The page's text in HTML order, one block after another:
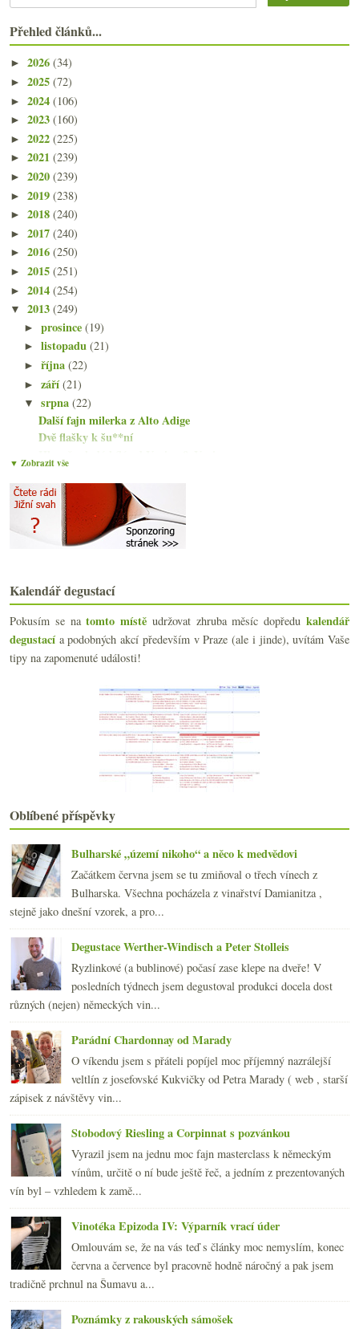
Přehled článků...
► 2026 (34)
► 2025 (72)
► 2024 (106)
► 2023 (160)
► 2022 (225)
► 2021 (239)
► 2020 (239)
► 2019 (238)
► 2018 (240)
► 2017 (240)
► 2016 (250)
► 2015 (251)
► 2014 (254)
▼ 2013 (249)
►prosince(19)
►listopadu(21)
►října(22)
►září(21)
▼srpna(22)
Další fajn milerka z Alto Adige
Dvě flašky k šu**ní
Alsaská viniční směska „Z…“ a fajn Chablis
Voňavý Sauvignon a povedený klasický Ryzlink
Vinař roku 2013, spousta cukru, první „burčáky“
Desetkrát József Horváth alias Ráspi
Efektní sicilská šardonka
Nejvyšší Barolo, tedy alespoň vinicí
Dvě fajn šardonky a jeden Savagnin z Jury
Co udělá jeden bod
Nejen sauvignony k pětistému výročí Mellota
Víkend u Máchova jezera
Méně známá místa spojená s vínem?
Prosecco v podobě dosti nadprůměrné – Cuvée del Fo...
Le Chardonnay de Chardonnay
Víc než víno? Přidej limetku, grep či colu…
Ani A, ani B… Viña AB
Francouzské rosé a dva slaďoši z Itálie
června(17)
►května
►dubna(21)
►března(21)
►února(20)
►ledna(22)
2012(254)
►2011(252)
►2010(249)
► 2009 (249)
2008
►2007(108)
▼ Zobrazit vše
Kalendář degustací
Pokusím se natomto místě udržovat zhruba měsíc dopředukalendář
degustacía podobných akcí především v Praze (ale i jinde), uvítám Vaše
tipy na zapomenuté události!
Oblíbené příspěvky
Bulharské „území nikoho“ a něco k medvědovi
Začátkem června jsem se tu zmiňoval o třech vínech z
Bulharska. Všechna pocházela z vinařství Damianitza ,
stejně jako dnešní vzorek, a pro...
Degustace Werther-Windisch a Peter Stolleis
Ryzlinkové (a bublinové) počasí zase klepe na dveře! V
posledních týdnech jsem degustoval produkci docela dost
různých (nejen) německých vin...
Parádní Chardonnay od Marady
O víkendu jsem s přáteli popíjel moc příjemný nazrálejší
veltlín z josefovské Kukvičky od Petra Marady ( web , starší
zápisek z návštěvy vin...
Stobodový Riesling a Corpinnat s pozvánkou
Vyrazil jsem na jednu moc fajn masterclass k německým
vínům, určitě o ní bude ještě řeč, a jedním z prezentovaných
vín byl – vzhledem k zamě...
Vinotéka Epizoda IV: Výparník vrací úder
Omlouvám se, že na vás teď s články moc nemyslím, konec
června a července byl pracovně hodně náročný a pak jsem
tradičně prchnul na Šumavu a...
Poznámky z rakouských sámošek